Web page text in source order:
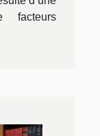
facteurs